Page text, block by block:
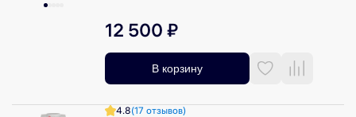
12 500 ₽
В корзину
4.8(17 отзывов)